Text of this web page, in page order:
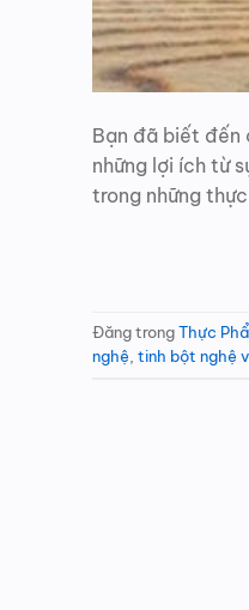
Bạn đã biết đến
những lợi ích từ
trong những
Đăng trongThực
nghệ, tinh bột nghệ